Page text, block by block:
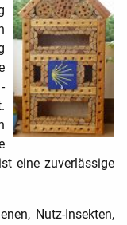
eine zuverlässige
Nutz-Insekten,